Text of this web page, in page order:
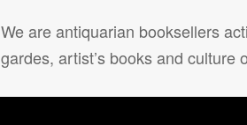
We are antiquarian booksellers
gardes, artist’s books and